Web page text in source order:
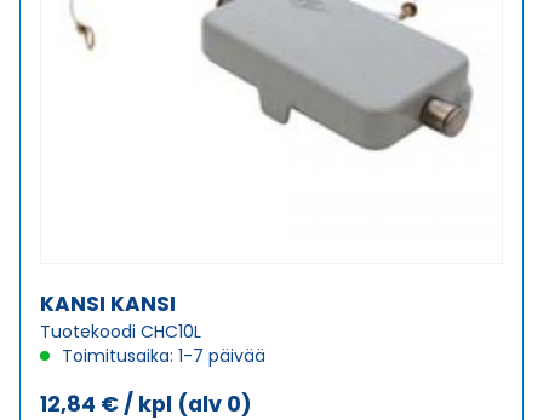
KANSI KANSI
Tuotekoodi CHC10L
Toimitusaika: 1-7 päivää
12,84 € / kpl (alv 0)